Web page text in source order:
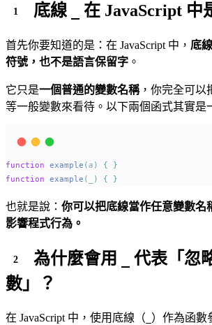
底線 在 JavaScript 中
首先你要知道的是：在 JavaScript 中， 底
符號，也不是語言保留字 。
它只是一個普通的變數名稱，你完全可以
等一般變數來看待。以下兩個函式其實是
function example (a ) {
}
function example ( ) { }
也就是說： 你可以把底線當作任意變數名
影響程式行為。
為什麼會用
代表「忽
數」？
在 JavaScript 中，使用底線（ ）作為函數